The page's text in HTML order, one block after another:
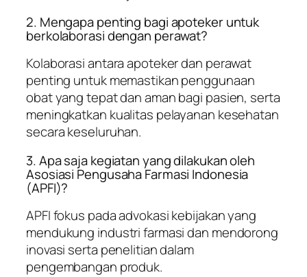
2. Mengapa penting bagi apoteker untuk
berkolaborasi dengan perawat?
Kolaborasi antara apoteker dan perawat
penting untuk memastikan penggunaan
obat yang tepat dan aman bagi pasien, serta
meningkatkan kualitas pelayanan kesehatan
secara keseluruhan.
3. Apa saja kegiatan yang dilakukan oleh
Asosiasi Pengusaha Farmasi Indonesia
(APFI)?
APFI fokus pada advokasi kebijakan yang
mendukung industri farmasi dan mendorong
inovasi serta penelitian dalam
pengembangan produk.